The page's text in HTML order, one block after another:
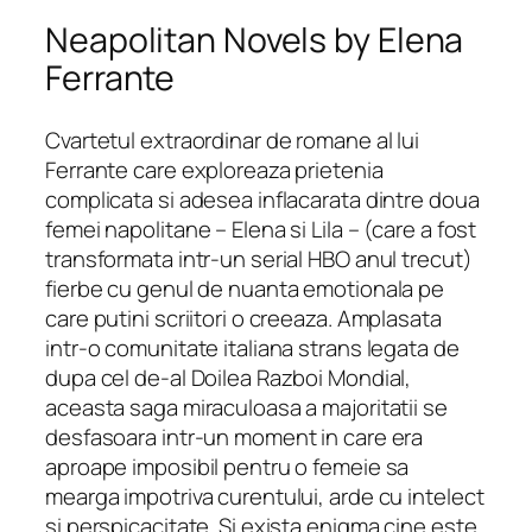
Neapolitan Novels by Elena
Ferrante
Cvartetul extraordinar de romane al lui
Ferrante care exploreaza prietenia
complicata si adesea inflacarata dintre doua
femei napolitane – Elena si Lila – (care a fost
transformata intr-un serial HBO anul trecut)
fierbe cu genul de nuanta emotionala pe
care putini scriitori o creeaza. Amplasata
intr-o comunitate italiana strans legata de
dupa cel de-al Doilea Razboi Mondial,
aceasta saga miraculoasa a majoritatii se
desfasoara intr-un moment in care era
aproape imposibil pentru o femeie sa
mearga impotriva curentului, arde cu intelect
si perspicacitate. Si exista enigma cine este